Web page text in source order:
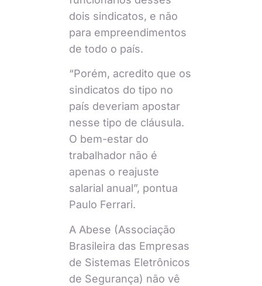
dois sindicatos, e não
para empreendimentos
de todo o país.
“Porém, acredito que os
sindicatos do tipo no
país deveriam apostar
nesse tipo de cláusula.
O bem-estar do
trabalhador não é
apenas o reajuste
salarial anual”, pontua
Paulo Ferrari.
A Abese (Associação
Brasileira das Empresas
de Sistemas Eletrônicos
de Segurança) não vê